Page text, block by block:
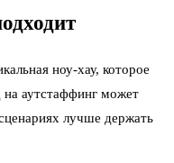
ноу-хау, которое
на аутстаффинг может
лучше держать